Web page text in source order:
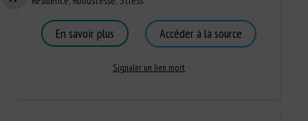
En savoir plus Accéder à la source
Signaler un lien mort